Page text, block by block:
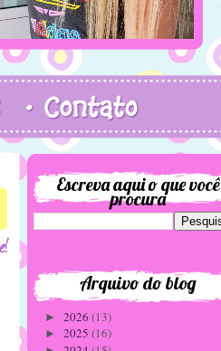
Escreva aqui o que você
procura
Arquivo do blog
► 2026 (13)
► 2025 (16)